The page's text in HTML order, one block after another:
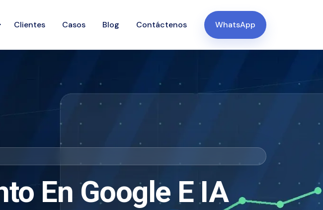
Clientes Casos Blog Contáctenos WhatsApp
En Google E IA